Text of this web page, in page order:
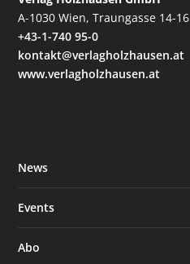
A-1030 Wien, Traungasse 14-16
+43-1-740 95-0
kontakt@verlagholzhausen.at
www.verlagholzhausen.at
News
Events
Abo